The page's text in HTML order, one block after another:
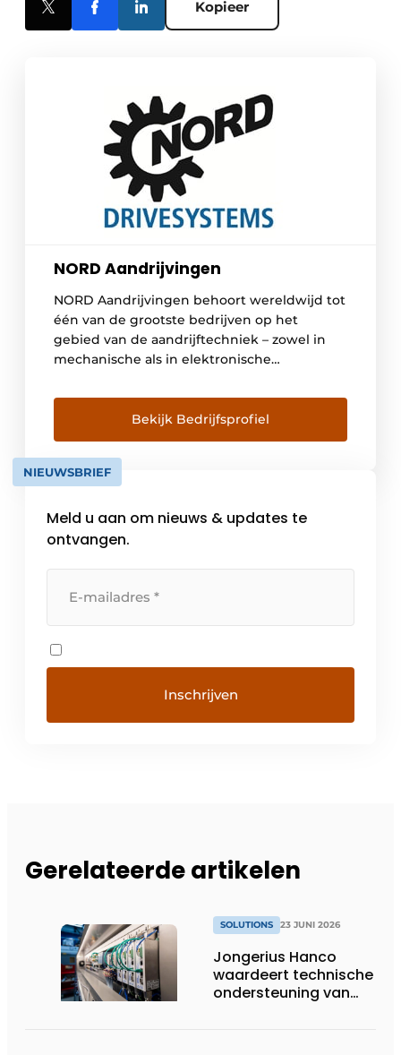
Kopieer
NORD Aandrijvingen
NORD Aandrijvingen behoort wereldwijd tot
één van de grootste bedrijven op het
gebied van de aandrijftechniek – zowel in
mechanische als in elektronische
Behalve onze hoofdvestiging in Bargteheide
bij Hamburg zijn wij vertegenwoordigd in
meer dan 60 landen in de wereld met
montagefabrieken en servicesteunpunten.
Meer dan 4.000 medewerkers van de
Bekijk Bedrijfsprofiel
NIEUWSBRIEF
Meld u aan om nieuws & updates te
ontvangen.
Gerelateerde artikelen
SOLUTIONS 23 JUNI 2026
Jongerius Hanco
waardeert technische
ondersteuning van